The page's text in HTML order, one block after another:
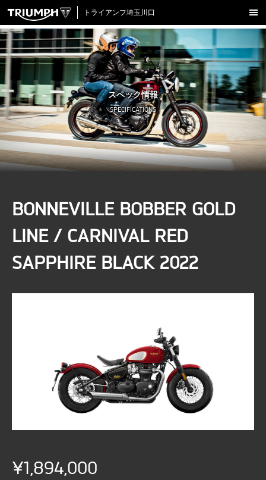
トライアンフ埼玉川口
試乗車一覧
認定中古車
アクセサリー
クロージング
アップデート
店舗情報
スペック情報
SPECIFICATIONS
BONNEVILLE BOBBER GOLD
LINE / CARNIVAL RED
SAPPHIRE BLACK 2022
¥1,894,000